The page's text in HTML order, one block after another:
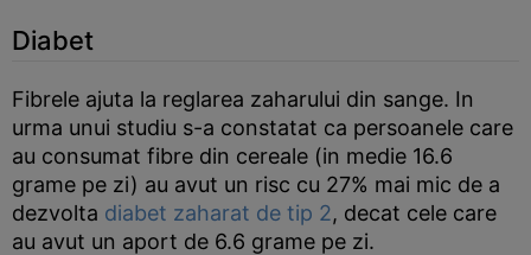
Diabet
Fibrele ajuta la reglarea zaharului din sange. In
urma unui studiu s-a constatat ca persoanele care
au consumat fibre din cereale (in medie 16.6
grame pe zi) au avut un risc cu 27% mai mic de a
dezvolta diabet zaharat de tip 2, decat cele care
au avut un aport de 6.6 grame pe zi.